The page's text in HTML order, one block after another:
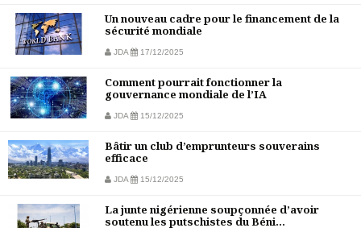
Un nouveau cadre pour le financement de la
sécurité mondiale
JDA 17/12/2025
Comment pourrait fonctionner la
gouvernance mondiale de l’IA
JDA 15/12/2025
Bâtir un club d’emprunteurs souverains
efficace
JDA 15/12/2025
La junte nigérienne soupçonnée d’avoir
soutenu les putschistes du Béni...